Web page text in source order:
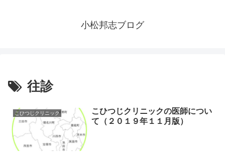
小松邦志ブログ
往診
こひつじクリニック
こひつじクリニックの医師につい
て（２０１９年１１月版）